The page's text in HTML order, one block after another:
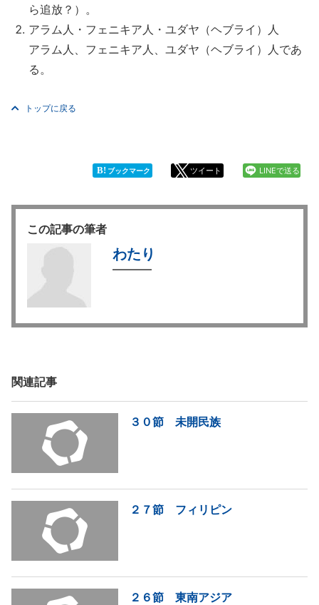
ら追放？）。
アラム人・フェニキア人・ユダヤ（ヘブライ）人
アラム人、フェニキア人、ユダヤ（ヘブライ）人であ
る。
トップに戻る
B! ブックマーク ツイート LINEで送る
この記事の筆者
わたり
関連記事
３０節 未開民族
２７節 フィリピン
２６節 東南アジア